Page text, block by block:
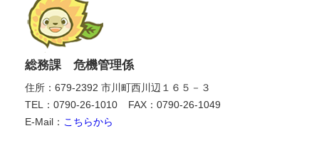
総務課 危機管理係
住所：679-2392 市川町西川辺１６５－３
TEL：0790-26-1010
FAX：0790-26-1049
E-Mail： こちらから